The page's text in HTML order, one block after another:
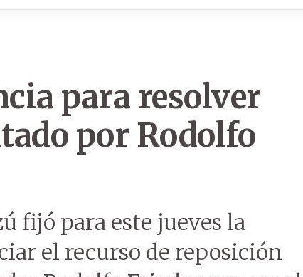
para resolver
por Rodolfo
fijó para este jueves la
el recurso de reposición